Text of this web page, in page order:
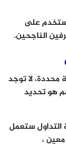
على
الناجحين.
لا توجد
هو تحديد
ستعمل
،